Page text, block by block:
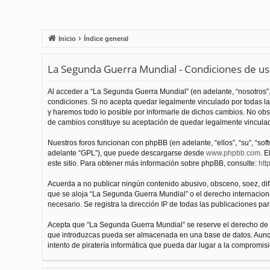
Inicio Índice general
La Segunda Guerra Mundial - Condiciones de
Al acceder a “La Segunda Guerra Mundial” (en adelante,
condiciones. Si no acepta quedar legalmente vinculado por todas
y haremos todo lo posible por informarle de dichos cambios. No
de cambios constituye su aceptación de quedar legalmente
Nuestros foros funcionan con phpBB (en adelante, “ellos”, “su”,
adelante “GPL”), que puede descargarse desde www.phpbb.com.
este sitio. Para obtener más información sobre phpBB, consulte:
Acuerda a no publicar ningún contenido abusivo, obsceno, soez,
que se aloja “La Segunda Guerra Mundial” o el derecho
necesario. Se registra la dirección IP de todas las publicaciones
Acepta que “La Segunda Guerra Mundial” se reserve el derecho
que introduzcas pueda ser almacenada en una base de datos.
intento de piratería informática que pueda dar lugar a la